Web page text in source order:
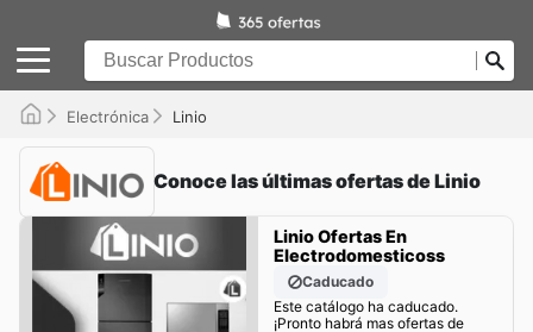
Electrónica Linio
Conoce las últimas ofertas de Linio
Linio Ofertas En
Electrodomesticoss
Caducado
Este catálogo ha caducado.
¡Pronto habrá mas ofertas de